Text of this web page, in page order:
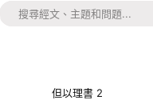
但以理書 2